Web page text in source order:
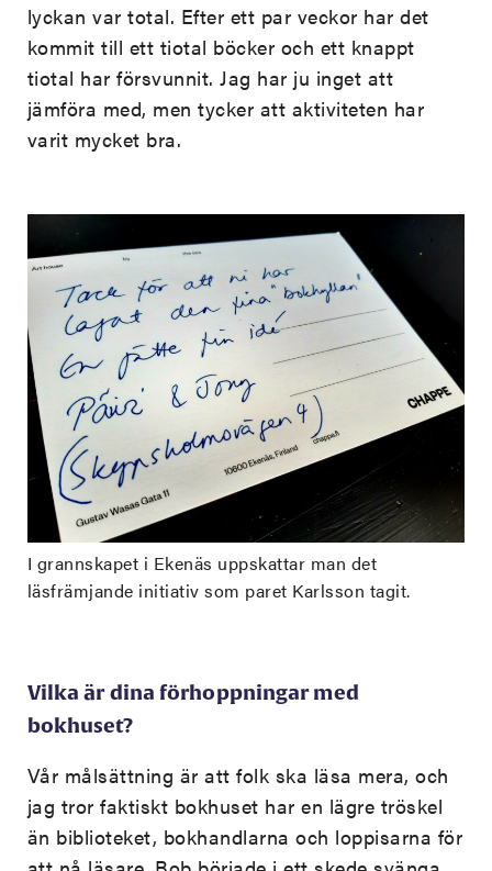
lyckan var total. Efter ett par veckor har det
kommit till ett tiotal böcker och ett knappt
tiotal har försvunnit. Jag har ju inget att
jämföra med, men tycker att aktiviteten har
varit mycket bra.
I grannskapet i Ekenäs uppskattar man det
läsfrämjande initiativ som paret Karlsson tagit.
Vilka är dina förhoppningar med
bokhuset?
Vår målsättning är att folk ska läsa mera, och
jag tror faktiskt bokhuset har en lägre tröskel
än biblioteket, bokhandlarna och loppisarna för